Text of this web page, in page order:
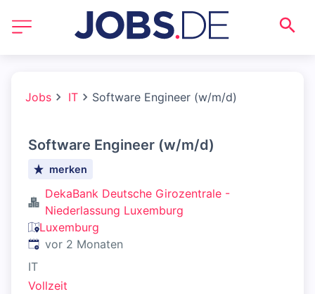
Jobs IT Software Engineer (w/m/d)
Software Engineer (w/m/d)
merken
DekaBank Deutsche Girozentrale -
Niederlassung Luxemburg
Luxemburg
Veröffentlicht:
vor 2 Monaten
IT
Vollzeit